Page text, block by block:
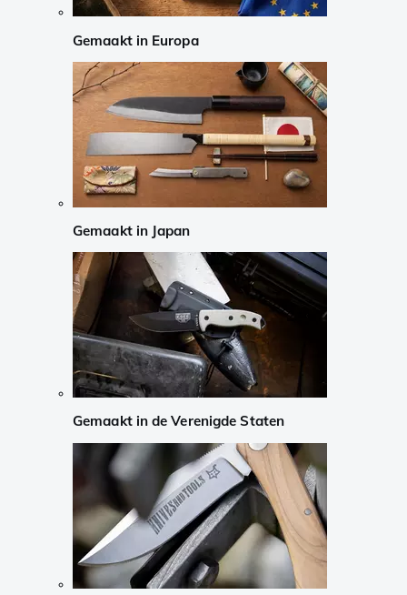
Gemaakt in Europa
Gemaakt in Japan
Gemaakt in de Verenigde Staten